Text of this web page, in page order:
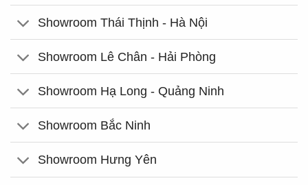
Showroom Thái Thịnh - Hà Nội
Showroom Lê Chân - Hải Phòng
Showroom Hạ Long - Quảng Ninh
Showroom Bắc Ninh
Showroom Hưng Yên